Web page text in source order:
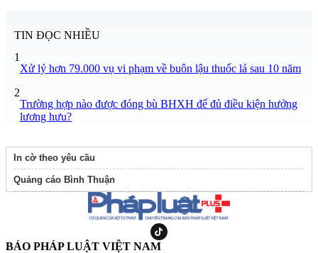
TIN ĐỌC NHIỀU
1
Xử lý hơn 79.000 vụ vi phạm về buôn lậu thuốc lá sau 10 năm
2
Trường hợp nào được đóng bù BHXH để đủ điều kiện hưởng
lương hưu?
In cờ theo yêu cầu
Quảng cáo Bình Thuận
BÁO PHÁP LUẬT VIỆT NAM